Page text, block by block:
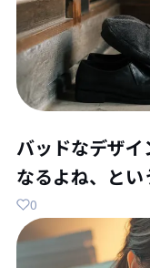
バッドなデザ
なるよね、とい
0